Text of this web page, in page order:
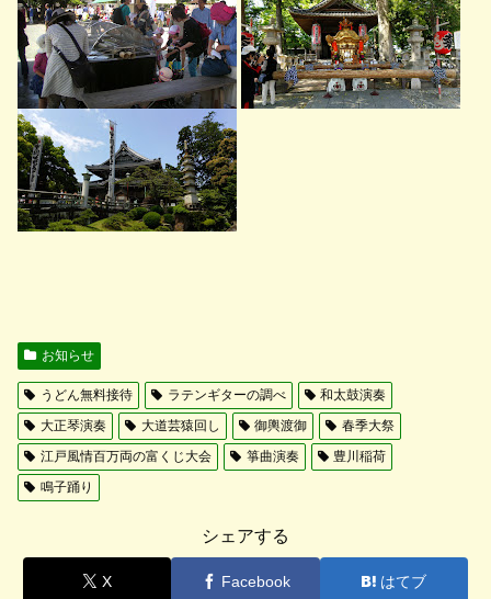
お知らせ
うどん無料接待 ラテンギターの調べ
和太鼓演奏
大正琴演奏
大道芸猿回し 御輿渡御
春季大祭
江戸風情百万両の富くじ大会
箏曲演奏
豊川稲荷
鳴子踊り
シェアする
X Facebook はてブ